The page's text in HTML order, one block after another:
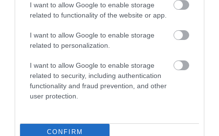
I want to allow Google to enable storage
related to functionality of the website or app.
I want to allow Google to enable storage
related to personalization.
I want to allow Google to enable storage
related to security, including authentication
functionality and fraud prevention, and other
user protection.
CONFIRM
Így zuhant be az állampapír-vásárlás az újabb